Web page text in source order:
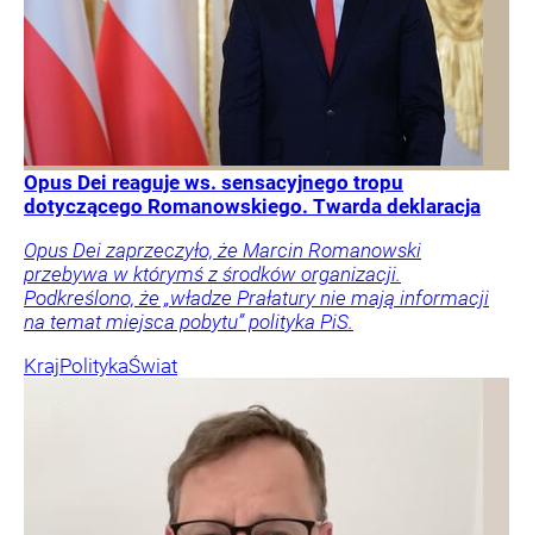
Opus Dei reaguje ws. sensacyjnego tropu
dotyczącego Romanowskiego. Twarda deklaracja
Opus Dei zaprzeczyło, że Marcin Romanowski
przebywa w którymś z środków organizacji.
Podkreślono, że „władze Prałatury nie mają informacji
na temat miejsca pobytu” polityka PiS.
KrajPolitykaŚwiat